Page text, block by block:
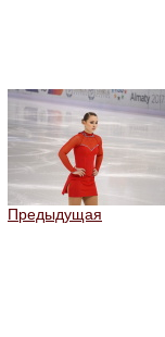
Предыдущая